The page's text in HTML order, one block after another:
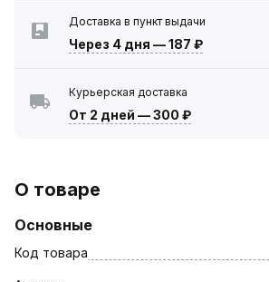
Доставка в пункт выдачи
Через 4 дня —187 ₽
Курьерская доставка
От 2 дней —300 ₽
О товаре
Основные
Код товара